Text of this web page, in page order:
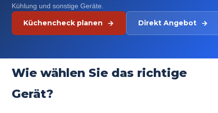
Kühlung und sonstige Geräte.
Küchencheck planen Direkt Angebot
Wie wählen Sie das richtige
Gerät?